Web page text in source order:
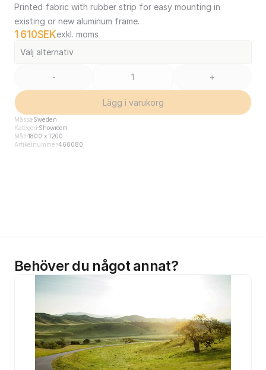
Printed fabric with rubber strip for easy mounting in
existing or new aluminum frame.
1 610SEKexkl. moms
Välj alternativ
- +
Lägg i varukorg
Mässa Sweden
Kategori Showroom
Mått1800 x 1200
Artikelnummer460080
Behöver du något annat?